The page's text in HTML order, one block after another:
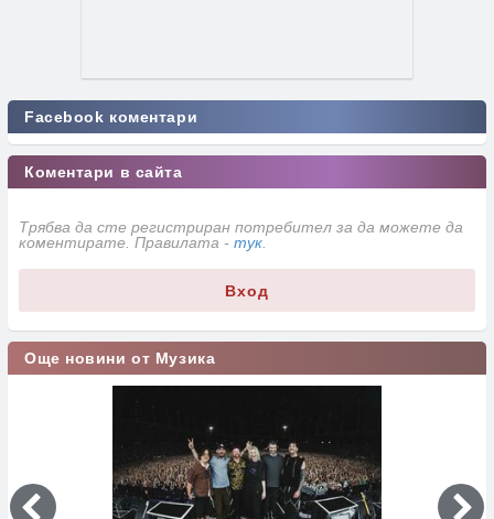
Facebook коментари
Коментари в сайта
Трябва да сте регистриран потребител за да можете да
коментирате. Правилата - тук
Вход
Още новини от Музика